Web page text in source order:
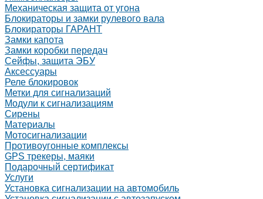
Механическая защита от угона
Блокираторы и замки рулевого вала
Блокираторы ГАРАНТ
Замки капота
Замки коробки передач
Сейфы, защита ЭБУ
Аксессуары
Реле блокировок
Метки для сигнализаций
Модули к сигнализациям
Сирены
Материалы
Мотосигнализации
Противоугонные комплексы
GPS трекеры, маяки
Подарочный сертификат
Услуги
Установка сигнализации на автомобиль